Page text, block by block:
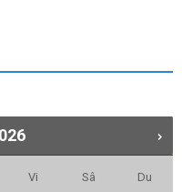
Vi Sâ Du